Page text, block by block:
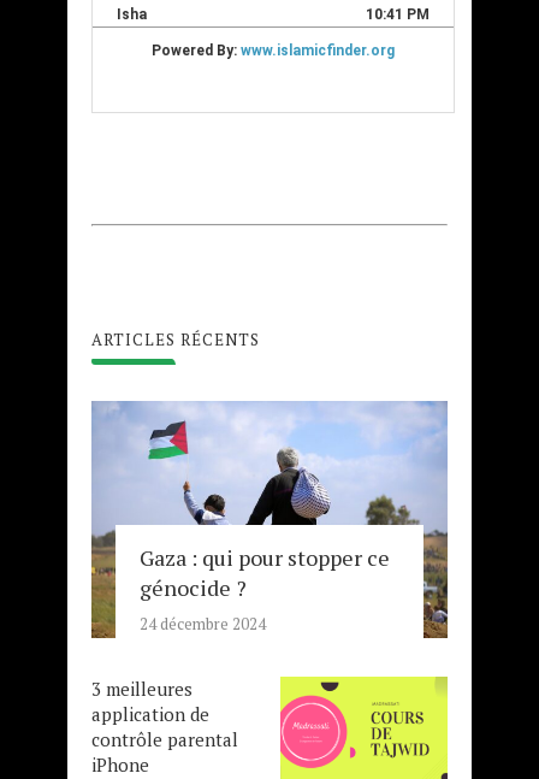
ARTICLES RÉCENTS
Gaza : qui pour stopper ce
génocide ?
24 décembre 2024
3 meilleures
application de
contrôle parental
iPhone